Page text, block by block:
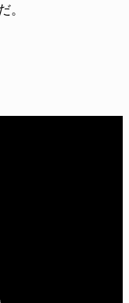
。